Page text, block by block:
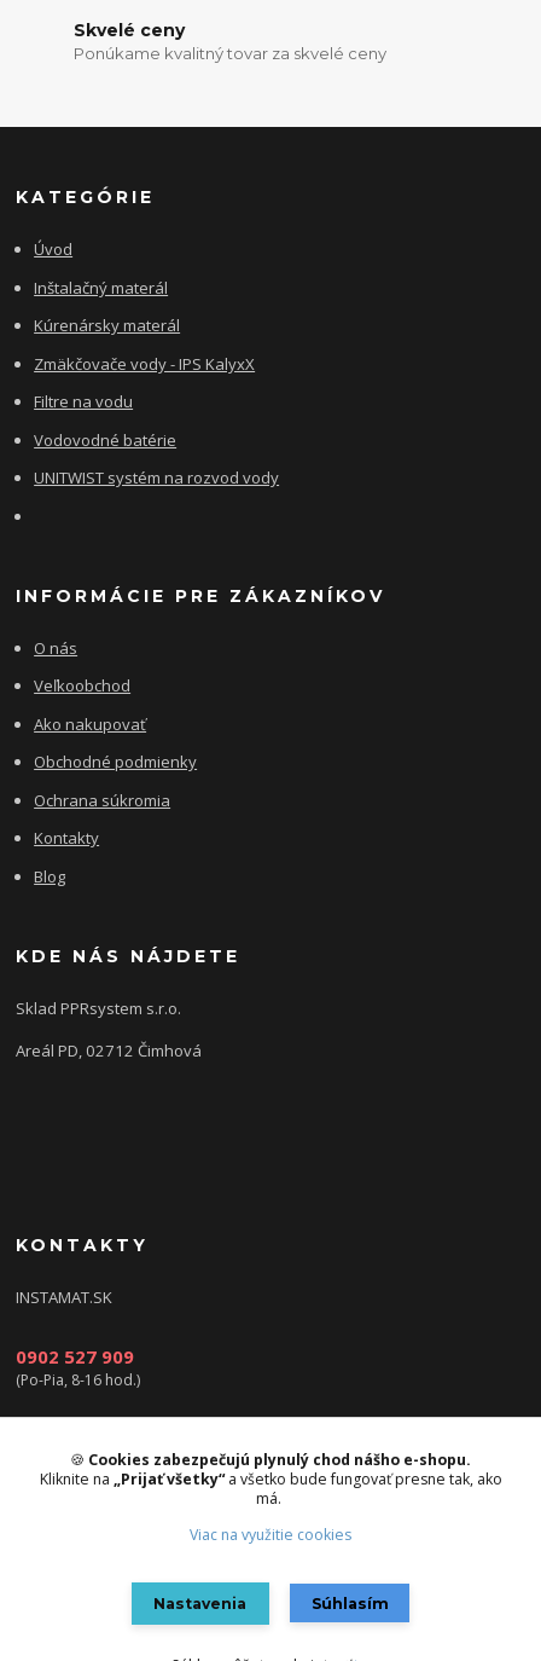
Skvelé ceny
Ponúkame kvalitný tovar za skvelé ceny
KATEGÓRIE
Úvod
Inštalačný materál
Kúrenársky materál
Zmäkčovače vody - IPS KalyxX
Filtre na vodu
Vodovodné batérie
UNITWIST systém na rozvod vody
INFORMÁCIE PRE ZÁKAZNÍKOV
O nás
Veľkoobchod
Ako nakupovať
Obchodné podmienky
Ochrana súkromia
Kontakty
Blog
KDE NÁS NÁJDETE
Sklad PPRsystem s.r.o.
Areál PD, 02712 Čimhová
KONTAKTY
INSTAMAT.SK
0902 527 909
(Po-Pia, 8-16 hod.)
info@instamat.sk
🍪 Cookies zabezpečujú plynulý chod nášho e-shopu.
Kliknite na „Prijať všetky“a všetko bude fungovať presne tak, ako
má.
Viac na využitie cookies
Nastavenia Súhlasím